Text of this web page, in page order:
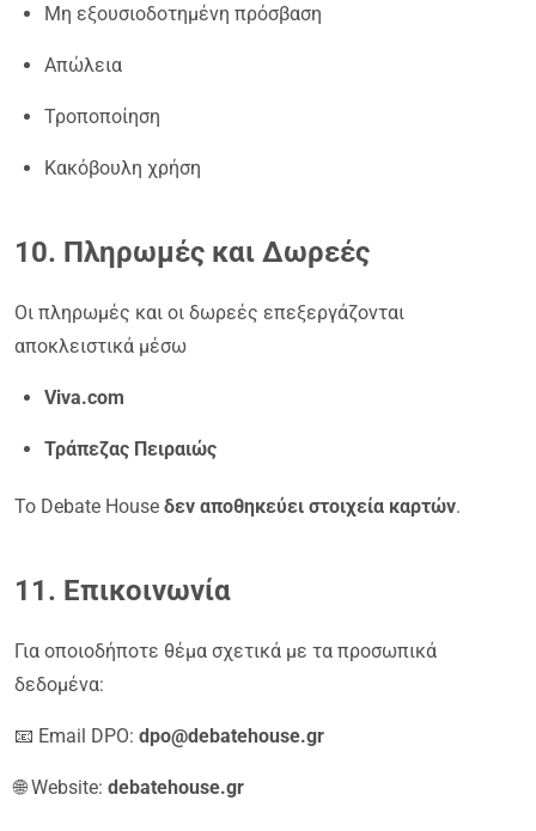
Μη εξουσιοδοτημένη πρόσβαση
Απώλεια
Τροποποίηση
Κακόβουλη χρήση
10. Πληρωμές και Δωρεές
Οι πληρωμές και οι δωρεές επεξεργάζονται
αποκλειστικά μέσω
Viva.com
Τράπεζας Πειραιώς
Το Debate House δεν αποθηκεύει στοιχεία καρτών.
11. Επικοινωνία
Για οποιοδήποτε θέμα σχετικά με τα προσωπικά
δεδομένα:
📧 Email DPO: dpo@debatehouse.gr
🌐 Website: debatehouse.gr